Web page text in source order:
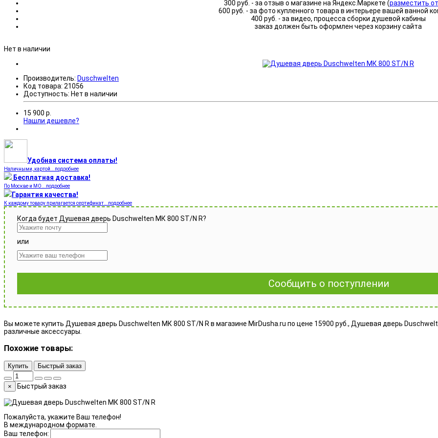
300 руб. - за отзыв о магазине на Яндекс.Маркете (разместить
600 руб. - за фото купленного товара в интерьере вашей ванной
400 руб. - за видео, процесса сборки душевой кабины
заказ должен быть оформлен через корзину сайта
Нет в наличии
Производитель: Duschwelten
Код товара: 21056
Доступность: Нет в наличии
15 900 р.
Нашли дешевле?
Удобная система оплаты!
Наличными, картой...подробнее
Бесплатная доставка!
По Москве и МО...подробнее
Гарантия качества!
К каждому товару прилагается сертификат...подробнее
Когда будет Душевая дверь Duschwelten МК 800 ST/N R?
или
Сообщить о поступлении
Вы можете купить Душевая дверь Duschwelten МК 800 ST/N R в магазине MirDusha.ru по цене 15900 руб., Душевая дверь
различные аксессуары.
Похожие товары:
Купить Быстрый заказ
× Быстрый заказ
Пожалуйста, укажите Ваш телефон!
В международном формате.
Ваш телефон: